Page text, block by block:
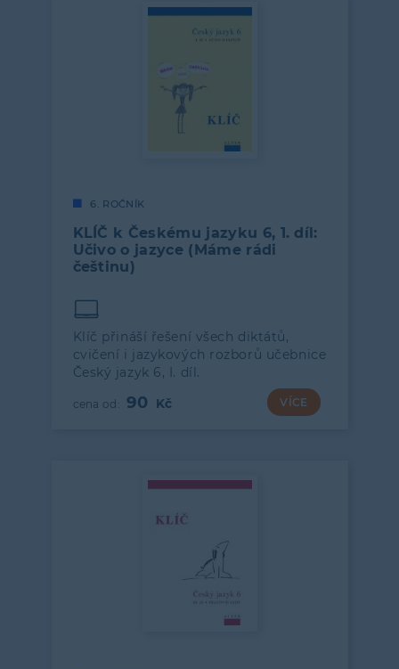
6. ROČNÍK
KLÍČ k Českému jazyku 6, 1. díl:
Učivo o jazyce (Máme rádi
češtinu)
Klíč přináší řešení všech diktátů,
cvičení i jazykových rozborů učebnice
Český jazyk 6, I. díl.
90 VÍCE